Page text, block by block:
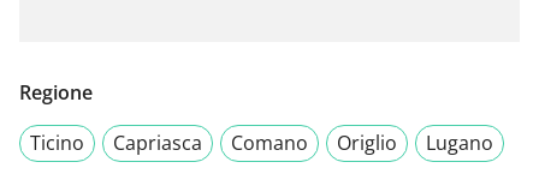
Regione
Ticino
Capriasca Comano Origlio Lugano